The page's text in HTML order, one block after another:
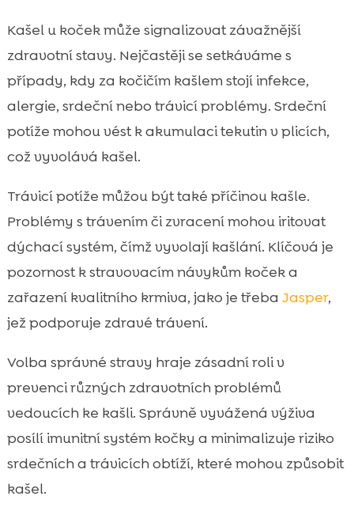
Kašel u koček může signalizovat závažnější
zdravotní stavy. Nejčastěji se setkáváme s
případy, kdy za kočičím kašlem stojí infekce,
alergie, srdeční nebo trávicí problémy. Srdeční
potíže mohou vést k akumulaci tekutin v plicích,
což vyvolává kašel.
Trávicí potíže můžou být také příčinou kašle.
Problémy s trávením či zvracení mohou iritovat
dýchací systém, čímž vyvolají kašlání. Klíčová je
pozornost k stravovacím návykům koček a
zařazení kvalitního krmiva, jako je třeba Jasper,
jež podporuje zdravé trávení.
Volba správné stravy hraje zásadní roli v
prevenci různých zdravotních problémů
vedoucích ke kašli. Správně vyvážená výživa
posílí imunitní systém kočky a minimalizuje riziko
srdečních a trávicích obtíží, které mohou způsobit
kašel.